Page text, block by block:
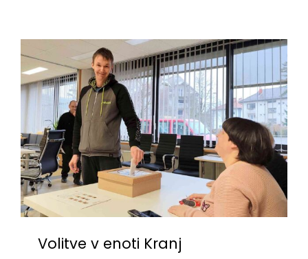
Volitve v enoti Kranj